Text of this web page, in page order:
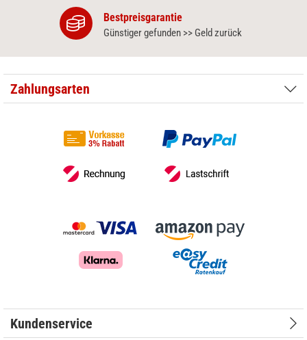
Bestpreisgarantie
Günstiger gefunden >> Geld zurück
Zahlungsarten
Kundenservice